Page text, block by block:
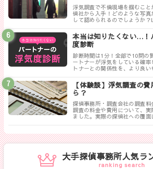
浮気調査で不倫現場を掴むこ
偵社から入手！どのような写真
して認められるのでしょうか
写真について解説します。
本当は知りたくない…！
度診断
診断時間は1分！全部で10問の
ートナーが浮気をしている確
トナーとの関係性を、より良
【体験談】浮気調査の
ら？
探偵事務所・調査会社の調査
調査の料金や費用について、
ました。実際の探偵社への覆
大手探偵事務所人気ラ
ranking search